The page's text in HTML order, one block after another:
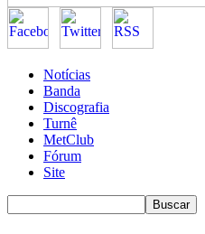
Notícias
Banda
Discografia
Turnê
MetClub
Fórum
Site